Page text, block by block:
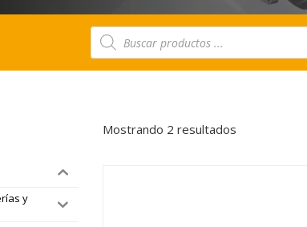
Búsqueda
de
productos
Mostrando 2 resultados
y